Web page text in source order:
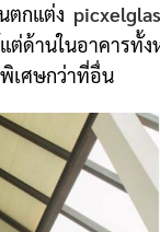
ตกแต่ง picxelglas
านในอาคารทั้ง
เศษกว่าที่อื่น